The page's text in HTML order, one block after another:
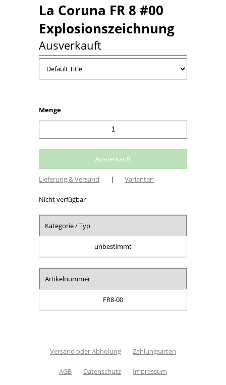
La Coruna FR 8 #00
Explosionszeichnung
Ausverkauft
Menge
Lieferung & Versand | Varianten
Nicht verfügbar
Kategorie / Typ
unbestimmt
Artikelnummer
FR8-00
Versand oder Abholung Zahlungsarten
AGB Datenschutz Impressum